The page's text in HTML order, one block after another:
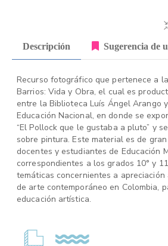
Descripción Sugerencia de
Recurso fotográfico que pertenece a
Barrios: Vida y Obra, el cual es
entre la Biblioteca Luís Ángel Arango
Educación Nacional, en donde se
“El Pollock que le gustaba a pluto” y
sobre pintura. Este material es de
docentes y estudiantes de Educación
correspondientes a los grados 10° y
temáticas concernientes a
de arte contemporáneo en Colombia,
educación artística.